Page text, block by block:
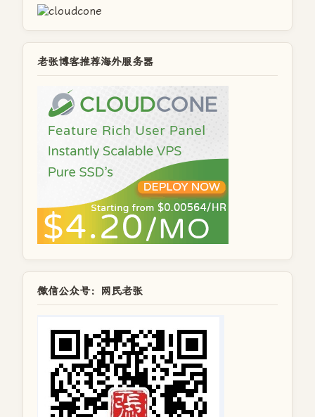
老张博客推荐海外服务器
微信公众号：网民老张